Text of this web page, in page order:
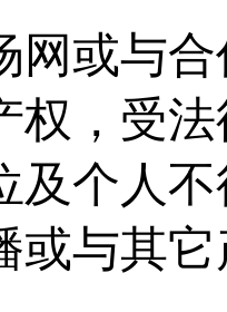
网或与
权，受
及个人
或与其